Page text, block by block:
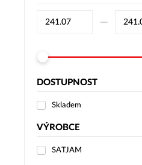
–⁠
DOSTUPNOST
Skladem
VÝROBCE
SATJAM